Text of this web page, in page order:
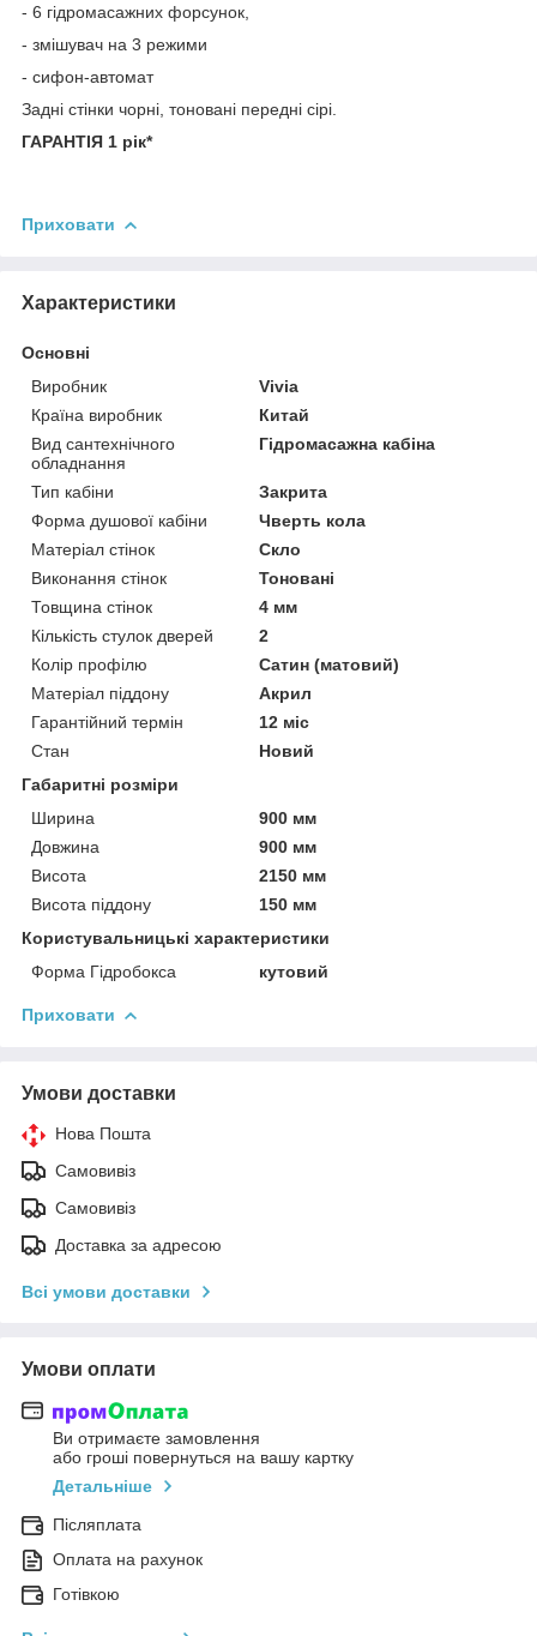
- 6 гідромасажних форсунок,
- змішувач на 3 режими
- сифон-автомат
Задні стінки чорні, тоновані передні сірі.
ГАРАНТІЯ 1 рік*
Приховати
Характеристики
Основні
Виробник
Vivia
Країна виробник
Китай
Вид сантехнічного
обладнання
Гідромасажна кабіна
Тип кабіни
Закрита
Форма душової кабіни
Чверть кола
Матеріал стінок
Скло
Виконання стінок
Тоновані
Товщина стінок
4 мм
Кількість стулок дверей
2
Колір профілю
Сатин (матовий)
Матеріал піддону
Акрил
Гарантійний термін
12 міс
Стан
Новий
Габаритні розміри
Ширина
900 мм
Довжина
900 мм
Висота
2150 мм
Висота піддону
150 мм
Користувальницькі характеристики
Форма Гідробокса
кутовий
Приховати
Умови доставки
Нова Пошта
Самовивіз
Самовивіз
Доставка за адресою
Всі умови доставки
Умови оплати
Ви отримаєте замовлення
або гроші повернуться на вашу картку
Детальніше
Післяплата
Оплата на рахунок
Готівкою